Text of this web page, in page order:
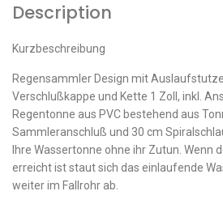
Description
Kurzbeschreibung
Regensammler Design mit
Verschlußkappe und Kette 1 Zoll, inkl.
Regentonne aus PVC bestehend aus
Sammleranschluß und 30 cm
Ihre Wassertonne ohne ihr Zutun. Wenn
erreicht ist staut sich das einlaufende
weiter im Fallrohr ab.